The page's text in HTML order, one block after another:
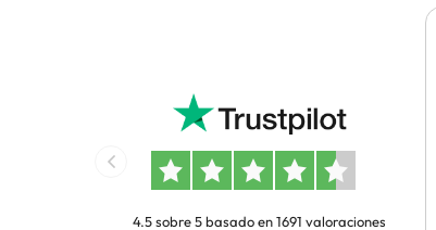
4.5 sobre 5 basado en 1691 valoraciones